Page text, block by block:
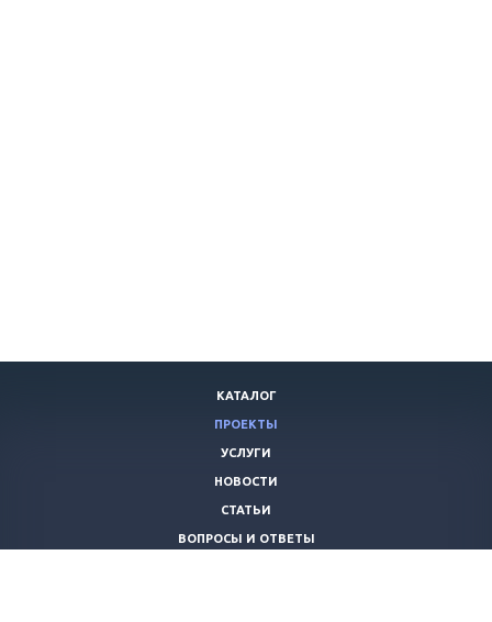
КАТАЛОГ
ПРОЕКТЫ
УСЛУГИ
НОВОСТИ
СТАТЬИ
ВОПРОСЫ И ОТВЕТЫ